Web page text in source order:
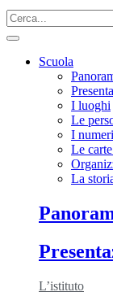
Scuola
I luoghi
Le
I
Le
La
L’istituto